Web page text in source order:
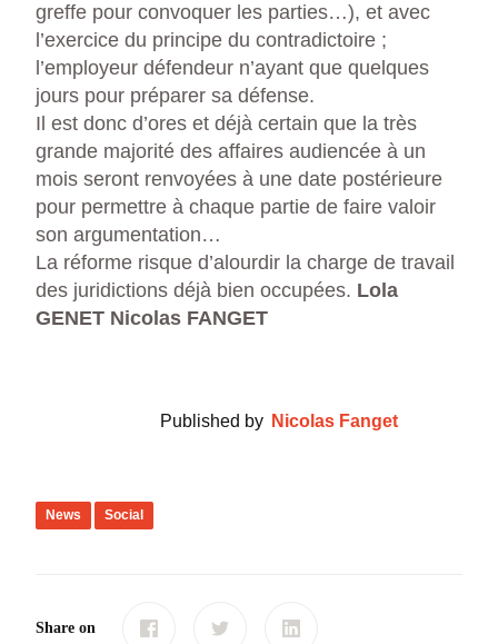
greffe pour convoquer les parties…), et avec
l’exercice du principe du contradictoire ;
l’employeur défendeur n’ayant que quelques
jours pour préparer sa défense.
Il est donc d’ores et déjà certain que la très
grande majorité des affaires audiencée à un
mois seront renvoyées à une date postérieure
pour permettre à chaque partie de faire valoir
son argumentation…
La réforme risque d’alourdir la charge de travail
des juridictions déjà bien occupées. Lola
GENET Nicolas FANGET
Published by Nicolas Fanget
News Social
Share on